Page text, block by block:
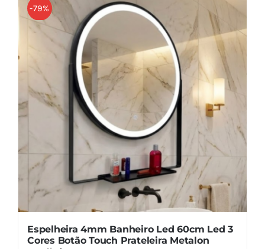
várias
variantes.
As
opções
podem
ser
escolhidas
na
página
produto
-79%
Espelheira 4mm Banheiro Led 60cm Led 3
Cores Botão Touch Prateleira Metalon